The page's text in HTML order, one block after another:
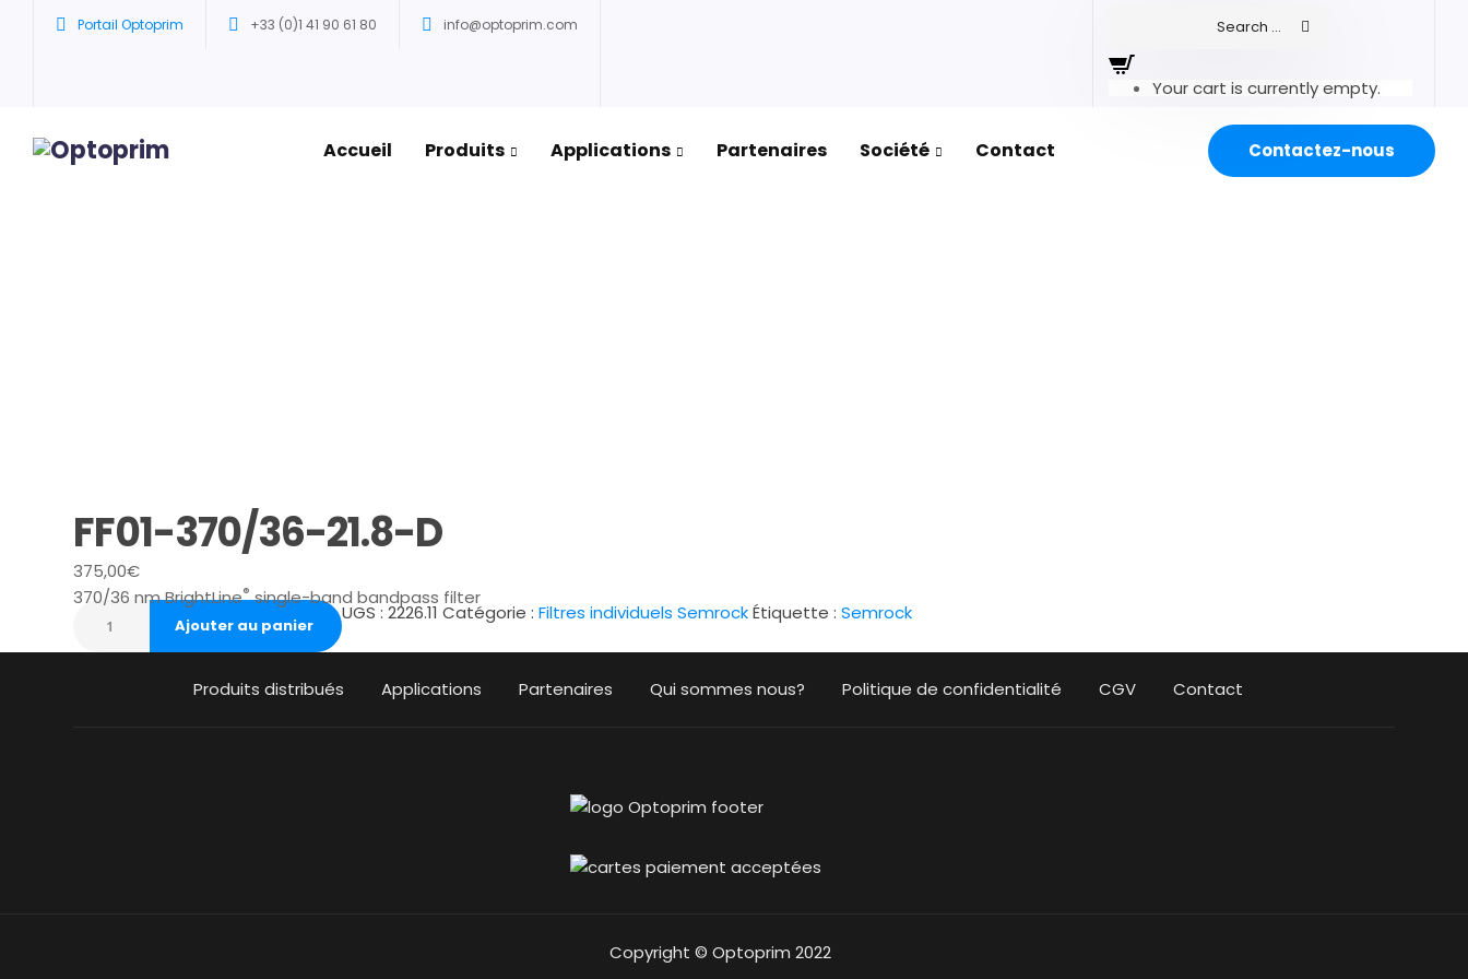
Portail Optoprim +33 (0)1 41 90 61 80 info@optoprim.com
Your cart is currently empty.
Accueil Produits Applications Partenaires Société Contact Contactez-nous
FF01-370/36-21.8-D
375,00€
370/36 nm BrightLine®single-band bandpass filter
Ajouter au panier
UGS : 2226.11 Catégorie : Filtres individuels SemrockÉtiquette : Semrock
Produits distribués Applications Partenaires Qui sommes nous? Politique de confidentialité CGV Contact
Copyright © Optoprim 2022